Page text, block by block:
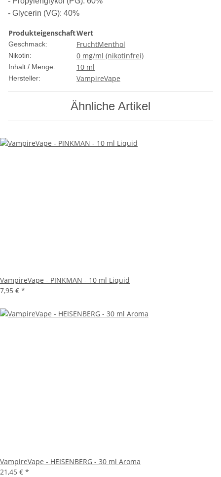
- Glycerin (VG): 40%
ProdukteigenschaftWert
Geschmack: FruchtMenthol
Nikotin: 0 mg/ml (nikotinfrei)
Inhalt / Menge: 10 ml
Hersteller: VampireVape
Ähnliche Artikel
VampireVape - PINKMAN - 10 ml Liquid
7,95 € *
VampireVape - HEISENBERG - 30 ml Aroma
21,45 € *